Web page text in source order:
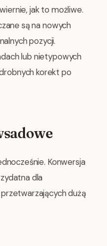
jak to możliwe.
są na nowych
pozycji.
lub nietypowych
korekt po
Konwersja
dla
dużą